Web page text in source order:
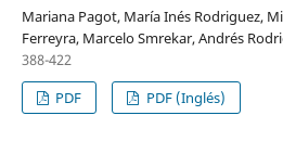
Mariana Pagot, María Inés Rodriguez,
Ferreyra, Marcelo Smrekar, Andrés
388-422
PDF
PDF (Inglés)